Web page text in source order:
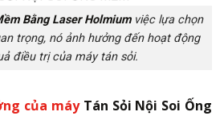
Bằng Laser Holmiumviệc lựa chọn
trọng, nó ảnh hưởng đến hoạt động
điều trị của máy tán sỏi.
của máy Tán Sỏi Nội Soi Ống